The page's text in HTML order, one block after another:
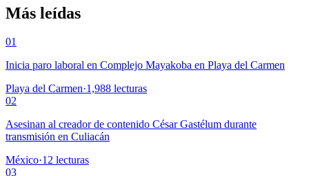
Más leídas
01
Inicia paro laboral en Complejo Mayakoba en Playa del Carmen
Playa del Carmen·1,988 lecturas
02
Asesinan al creador de contenido César Gastélum durante
transmisión en Culiacán
México·12 lecturas
03